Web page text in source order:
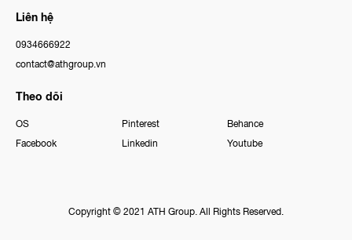
Liên hệ
0934666922
contact@athgroup.vn
Theo dõi
OS Pinterest
Behance
Facebook
Linkedin Youtube
Copyright © 2021 ATH Group. All Rights Reserved.